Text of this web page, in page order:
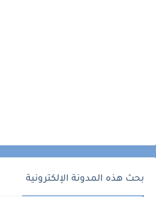
بحث هذه المدونة الإلكترونية